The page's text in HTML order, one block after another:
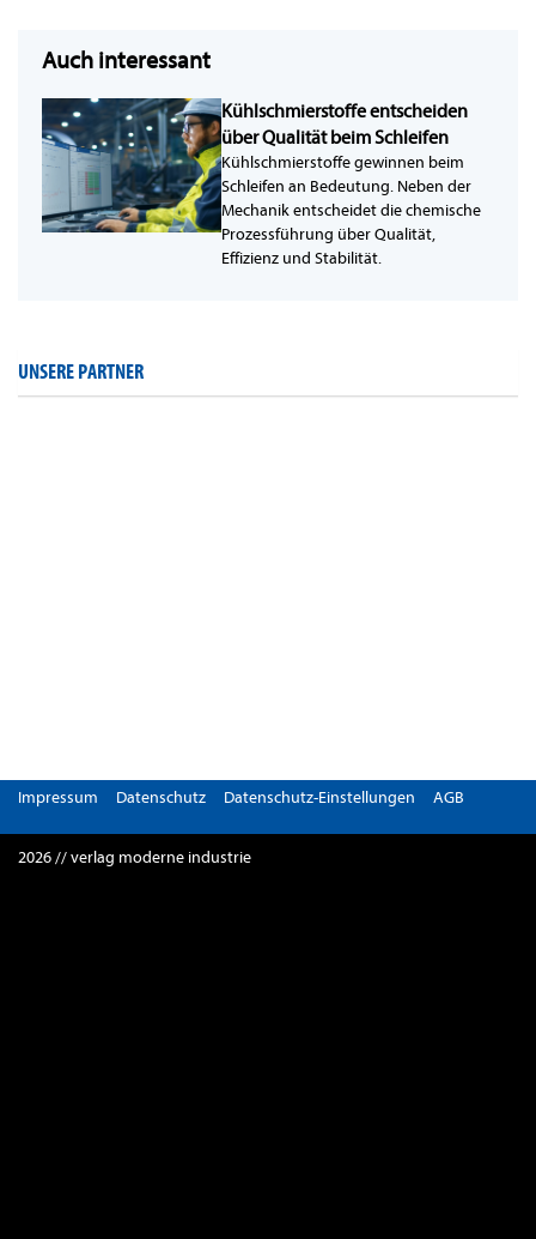
Auch interessant
Kühlschmierstoffe entscheiden
über Qualität beim Schleifen
Kühlschmierstoffe gewinnen beim
Schleifen an Bedeutung. Neben der
Mechanik entscheidet die chemische
Prozessführung über Qualität,
Effizienz und Stabilität.
UNSERE PARTNER
Impressum Datenschutz Datenschutz-Einstellungen AGB
2026 // verlag moderne industrie